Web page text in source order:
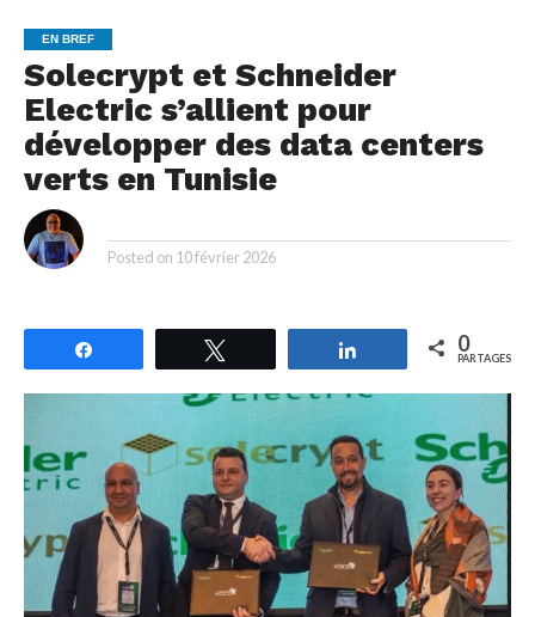
EN BREF
Solecrypt et Schneider
Electric s’allient pour
développer des data centers
verts en Tunisie
Posted on 10 février 2026
Partagez 0
PARTAGES